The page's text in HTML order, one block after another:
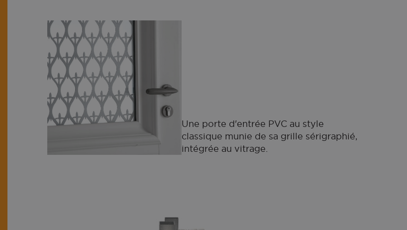
Une porte d'entrée PVC au style
classique munie de sa grille sérigraphié,
intégrée au vitrage.